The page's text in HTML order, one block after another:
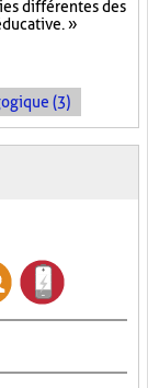
différentes des
»
(3)